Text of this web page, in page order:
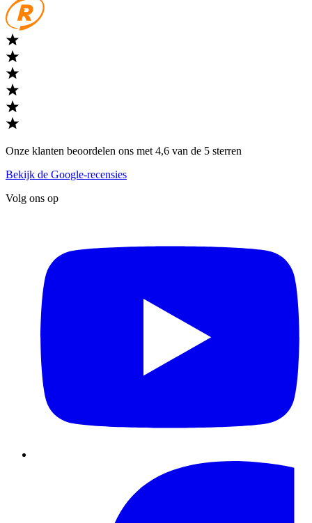
Onze klanten beoordelen ons met 4,6 van de 5 sterren
Bekijk de Google-recensies
Volg ons op